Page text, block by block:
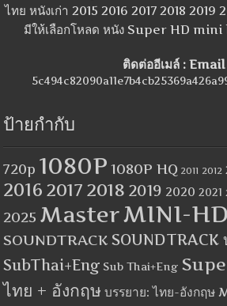
ไทย หนังเก่า 2015 2016 2017 2018 2019
มีให้เลือกโหลด หนัง Super HD
ติดต่ออีเมล์ : Email
ป้ายกำกับ
720p 1080P 1080P HQ 2011 2012
2016 2017 2018 2019 2020 2021
2025 MasterMINI-HD
SOUNDTRACK SOUNDTRACK
SubThai+Eng Sub Thai+Eng
ไทย + อังกฤษ บรรยาย: ไทย-อังกฤษ